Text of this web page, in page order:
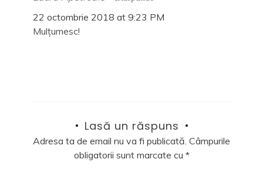
22 octombrie 2018 at 9:23 PM
Mulțumesc!
Lasă un răspuns
Adresa ta de email nu va fi publicată. Câmpurile
obligatorii sunt marcate cu *